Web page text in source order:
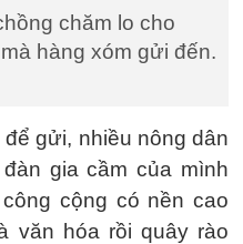
chăm lo cho
hàng xóm gửi đến.
gửi, nhiều nông dân
gia cầm của mình
cộng có nền cao
văn hóa rồi quây rào